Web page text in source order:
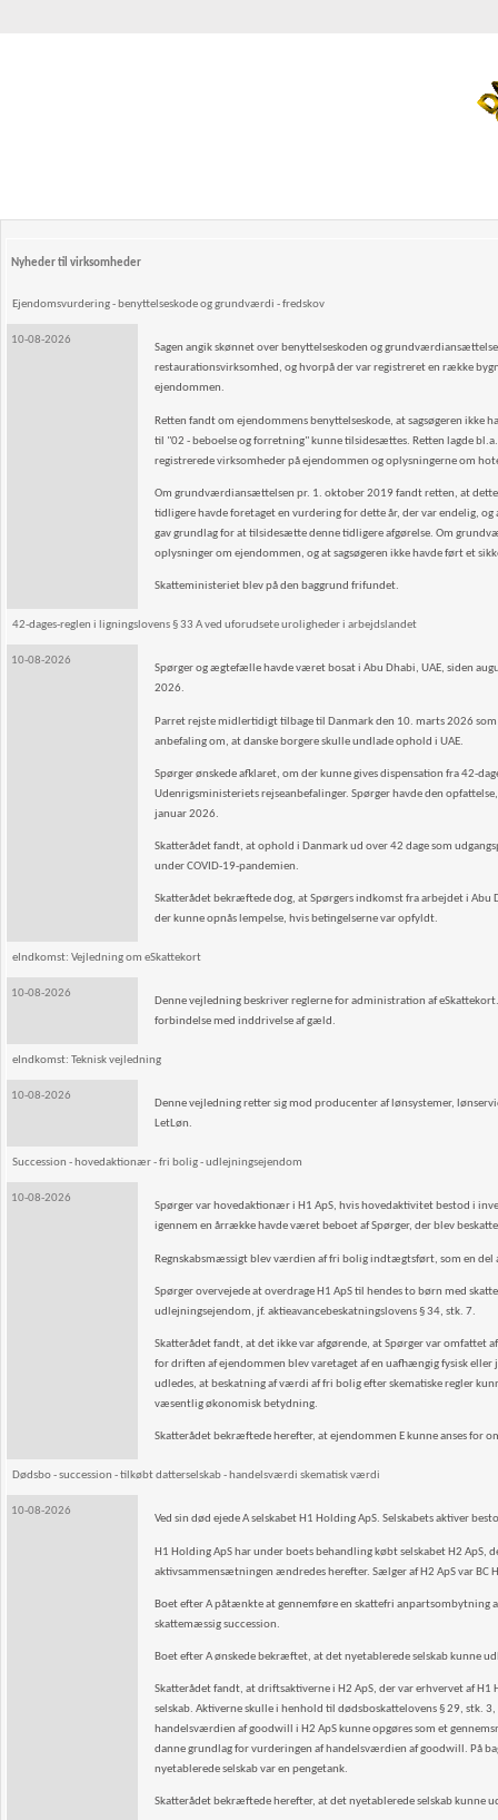
Nyheder til virksomheder
Ejendomsvurdering - benyttelseskode og grundværdi - fredskov
10-08-2026
Sagen angik skønnet over benyttelseskoden og
restaurationsvirksomhed, og hvorpå der var regi­streret en række
ejendommen.
Retten fandt om ejendommens benyttelseskode, at sagsøgeren
til "02 - beboelse og for­retning" kunne tilsidesættes. Retten lagde
registrerede virksomheder på ejendommen og oplysnin­gerne om
Om grundværdiansættelsen pr. 1. oktober 2019 fandt retten, at
tidligere havde foretaget en vurdering for dette år, der var endelig,
gav grundlag for at tilsidesætte denne tidligere afgø­relse. Om
oplysninger om ejendommen, og at sagsøgeren ikke havde ført et
Skatteministeriet blev på den baggrund frifundet.
42-dages-reglen i ligningslovens § 33 A ved uforudsete uroligheder i arbejdslandet
10-08-2026
Spørger og ægtefælle havde været bosat i Abu Dhabi, UAE, siden
2026.
Parret rejste midlertidigt tilbage til Danmark den 10. marts 2026
anbefaling om, at danske borgere skulle undlade ophold i UAE.
Spørger ønskede afklaret, om der kunne gives dispensation fra 42-
Udenrigsministeriets rejseanbefalinger. Spørger havde den
januar 2026.
Skatterådet fandt, at ophold i Danmark ud over 42 dage som
under COVID-19-pandemien.
Skatterådet bekræftede dog, at Spørgers indkomst fra arbejdet i
der kunne opnås lempelse, hvis betingelserne var opfyldt.
eIndkomst: Vejledning om eSkattekort
10-08-2026
Denne vejledning beskriver reglerne for administration af
forbindelse med inddrivelse af gæld.
eIndkomst: Teknisk vejledning
10-08-2026
Denne vejledning retter sig mod producenter af lønsystemer,
LetLøn.
Succession - hovedaktionær - fri bolig - udlejningsejendom
10-08-2026
Spørger var hovedaktionær i H1 ApS, hvis hovedaktivitet bestod i
igennem en årrække havde været beboet af Spørger, der blev
Regnskabsmæssigt blev værdien af fri bolig indtægtsført, som en
Spørger overvejede at overdrage H1 ApS til hendes to børn med
udlejningsejendom, jf. aktieavancebeskatningslovens § 34, stk. 7.
Skatterådet fandt, at det ikke var afgørende, at Spørger var
for driften af ejendommen blev varetaget af en uafhængig fysisk
udledes, at beskatning af værdi af fri bolig efter skematiske regler
væsentlig økonomisk betydning.
Skatterådet bekræftede herefter, at ejendommen E kunne anses for
Dødsbo - succession - tilkøbt datterselskab - handelsværdi skematisk værdi
10-08-2026
Ved sin død ejede A selskabet H1 Holding ApS. Selskabets aktiver
H1 Holding ApS har under boets behandling købt selskabet H2
aktivsammensætningen ændredes herefter. Sælger af H2 ApS var BC
Boet efter A påtænkte at gennemføre en skattefri anpartsombytning
skattemæssig succession.
Boet efter A ønskede bekræftet, at det nyetablerede selskab kunne
Skatterådet fandt, at driftsaktiverne i H2 ApS, der var erhvervet af
selskab. Aktiverne skulle i henhold til dødsboskattelovens § 29, stk.
handelsværdien af goodwill i H2 ApS kunne opgøres som et
danne grundlag for vurderingen af handelsværdien af goodwill. På
nyetablerede selskab var en pengetank.
Skatterådet bekræftede herefter, at det nyetablerede selskab kunne